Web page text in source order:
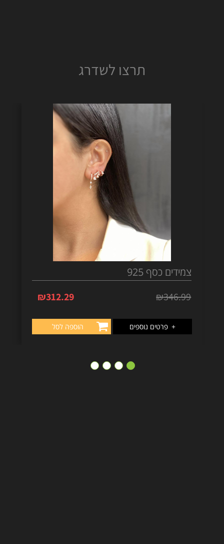
תרצו לשדרג
צמידים כסף 925
₪346.99
₪312.29
+ פרטים נוספים הוספה לסל